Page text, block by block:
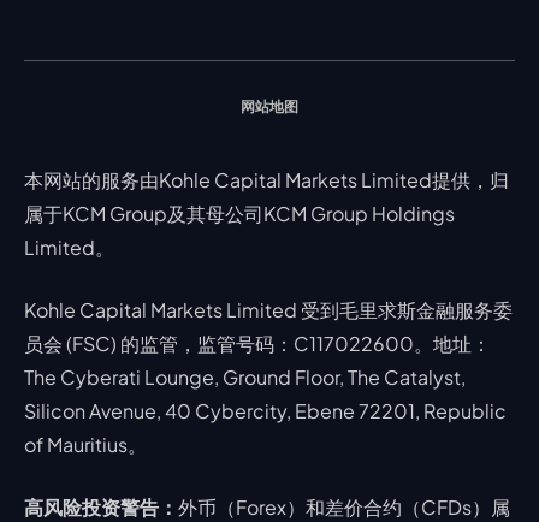
网站地图
本网站的服务由Kohle Capital Markets Limited提供，归
属于KCM Group及其母公司KCM Group Holdings
Limited。
Kohle Capital Markets Limited 受到毛里求斯金融服务委
员会 (FSC) 的监管，监管号码：C117022600。地址：
The Cyberati Lounge, Ground Floor, The Catalyst,
Silicon Avenue, 40 Cybercity, Ebene 72201, Republic
of Mauritius。
高风险投资警告： 外币（Forex）和差价合约（CFDs）属